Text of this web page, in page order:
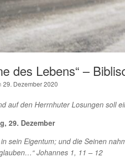
des Lebens“ –
29. Dezember 2020
auf den Herrnhuter Losungen soll
29. Dezember
in sein Eigentum; und die Seinen
Johannes 1, 11 – 12